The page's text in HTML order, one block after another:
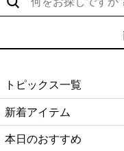
トピックス一覧
新着アイテム
本日のおすすめ